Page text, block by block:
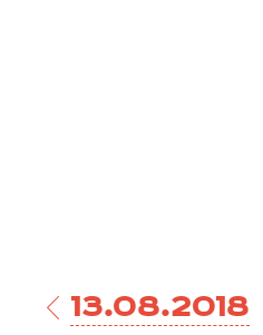
13.08.2018